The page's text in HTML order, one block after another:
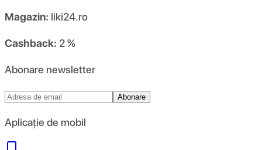
Magazin: liki24.ro
Cashback: 2 %
Abonare newsletter
Abonare
Aplicație de mobil